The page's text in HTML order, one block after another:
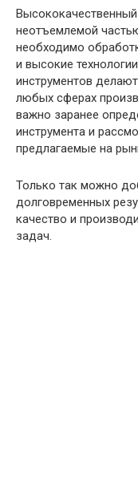
неотъемлемой
необходимо
и высокие
инструментов
любых сферах
важно заранее
инструмента и
предлагаемые на
Только так можно
долговременных
качество и
задач.